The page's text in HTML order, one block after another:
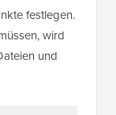
festlegen.
wird
und